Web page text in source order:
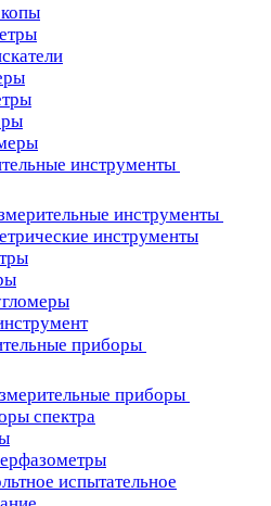
инструменты
инструменты
инструменты
приборы
приборы
спектра
испытательное